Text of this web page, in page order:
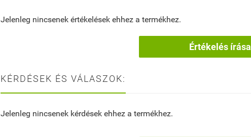
Jelenleg nincsenek értékelések ehhez a termékhez.
Értékelés írása
KÉRDÉSEK ÉS VÁLASZOK:
Jelenleg nincsenek kérdések ehhez a termékhez.